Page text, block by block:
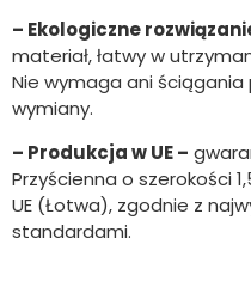
– Ekologiczne
materiał, łatwy w
Nie wymaga ani
wymiany.
– Produkcja w UE –
Przyścienna o szerokości
UE (Łotwa), zgodnie z
standardami.